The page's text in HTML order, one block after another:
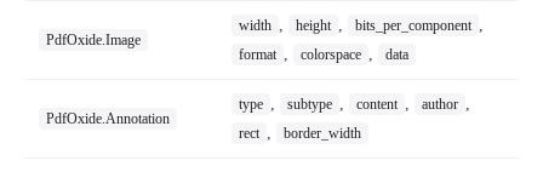
PdfOxide.Image
width , height , bits_per_component ,
format , colorspace , data
PdfOxide.Annotation
type , subtype , content , author ,
rect , border_width